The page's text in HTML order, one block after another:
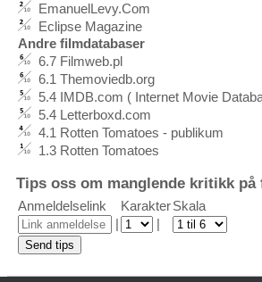
EmanuelLevy.Com
Eclipse Magazine
Andre filmdatabaser
6.7 Filmweb.pl
6.1 Themoviedb.org
5.4 IMDB.com ( Internet Movie
5.4 Letterboxd.com
4.1 Rotten Tomatoes - publikum
1.3 Rotten Tomatoes
Tips oss om manglende kritikk på
Anmeldelselink KarakterSkala
|
|